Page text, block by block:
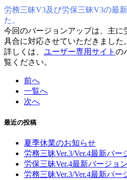
労務三昧V3及び労保三昧V3の最
た。
今回のバージョンアップは、主に
具合に対応させていただきました。
詳しくは、 ユーザー専用サイト の
覧ください。
前へ
一覧へ
次へ
最近の投稿
夏季休業のお知らせ
労務三昧Ver.3/Ver.4最新バ
労保三昧Ver.4最新バージョ
労務三昧Ver.3/Ver.4最新バ